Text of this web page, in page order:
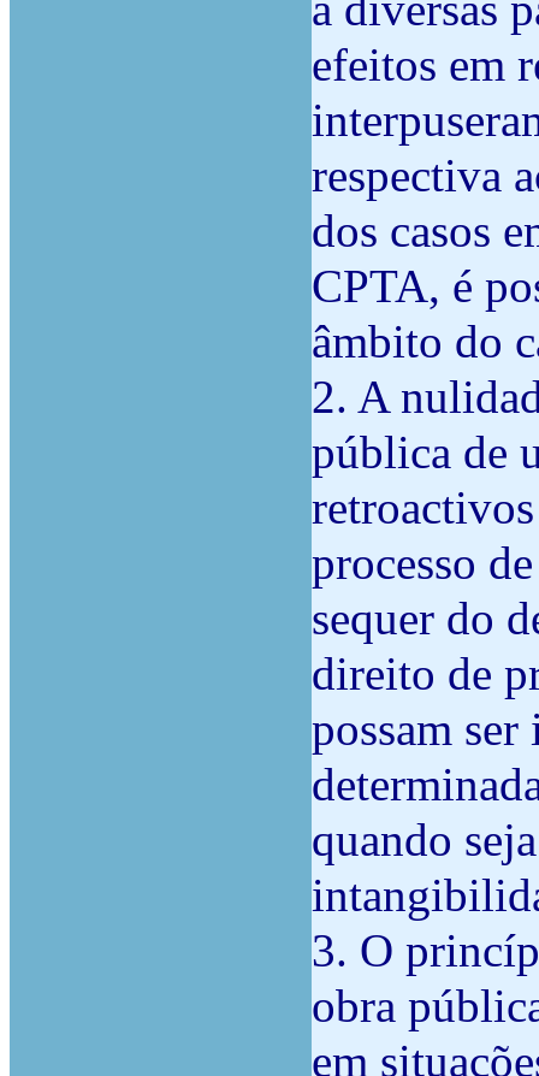
efeitos em
respectiva
dos casos
CPTA, é
âmbito do
2. A
pública de
processo
sequer do
direito de
possam
quando
3. O
obra
em